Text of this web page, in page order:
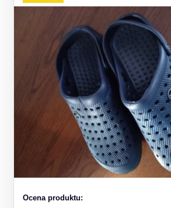
Ocena produktu: